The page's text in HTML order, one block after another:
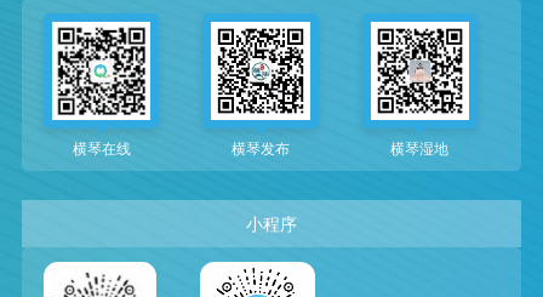
横琴在线 横琴发布 横琴湿地
小程序